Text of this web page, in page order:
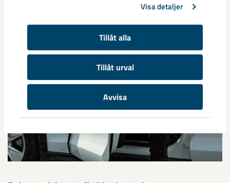
Visa detaljer
Tillåt alla
Tillåt urval
Avvisa